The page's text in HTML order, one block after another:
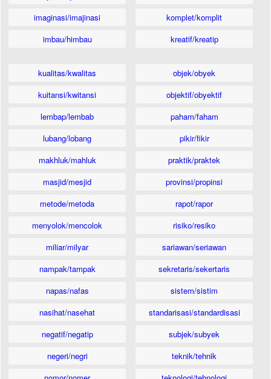
imaginasi/imajinasi
imbau/himbau
komplet/komplit
kreatif/kreatip
kualitas/kwalitas
kuitansi/kwitansi
lembap/lembab
lubang/lobang
makhluk/mahluk
masjid/mesjid
metode/metoda
menyolok/mencolok
miliar/milyar
nampak/tampak
napas/nafas
nasihat/nasehat
negatif/negatip
negeri/negri
objek/obyek
objektif/obyektif
paham/faham
pikir/fikir
praktik/praktek
provinsi/propinsi
rapot/rapor
risiko/resiko
sariawan/seriawan
sekretaris/sekertaris
sistem/sistim
standarisasi/standardisasi
subjek/subyek
teknik/tehnik